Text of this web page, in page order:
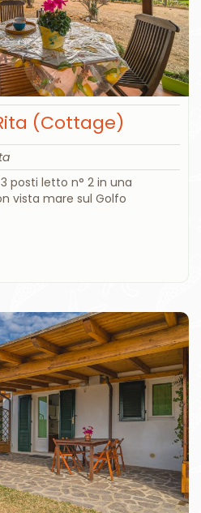
(Cottage)
posti letto n° 2 in una
vista mare sul Golfo